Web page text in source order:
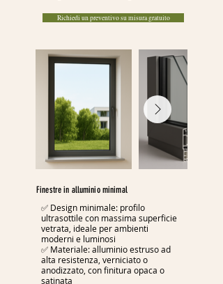
Richiedi un preventivo su misura gratuito
Finestre in alluminio minimal
✅ Design minimale: profilo
ultrasottile con massima superficie
vetrata, ideale per ambienti
moderni e luminosi
✅ Materiale: alluminio estruso ad
alta resistenza, verniciato o
anodizzato, con finitura opaca o
satinata